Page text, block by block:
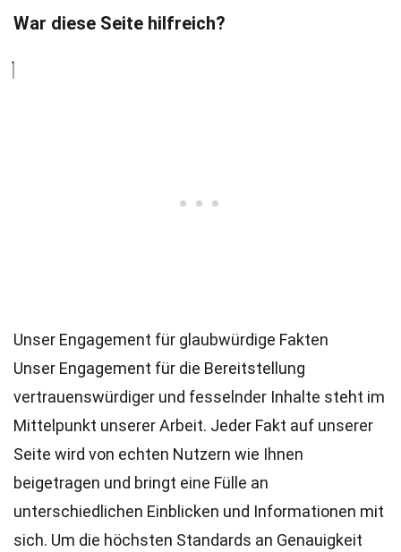
War diese Seite hilfreich?
Unser Engagement für glaubwürdige Fakten
Unser Engagement für die Bereitstellung
vertrauenswürdiger und fesselnder Inhalte steht im
Mittelpunkt unserer Arbeit. Jeder Fakt auf unserer
Seite wird von echten Nutzern wie Ihnen
beigetragen und bringt eine Fülle an
unterschiedlichen Einblicken und Informationen mit
sich. Um die höchsten Standards an Genauigkeit